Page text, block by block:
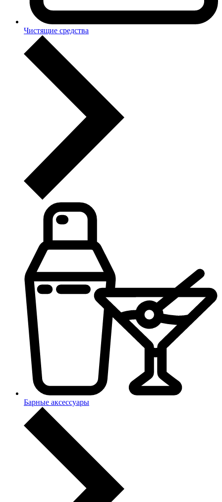
Чистящие средства
Барные аксессуары